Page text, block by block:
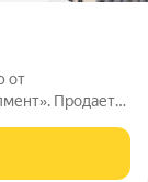
от
Продается
комплекс